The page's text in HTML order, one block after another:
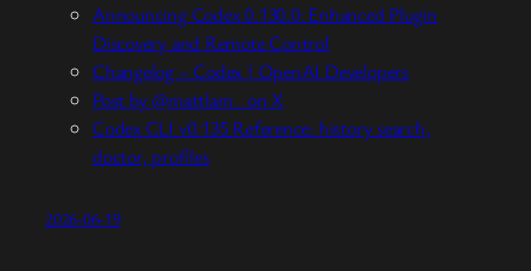
Announcing Codex 0.130.0: Enhanced Plugin
Discovery and Remote Control
Changelog – Codex | OpenAI Developers
Post by @mattlam_ on X
Codex CLI v0.135 Reference: history search,
doctor, profiles
2026-06-19